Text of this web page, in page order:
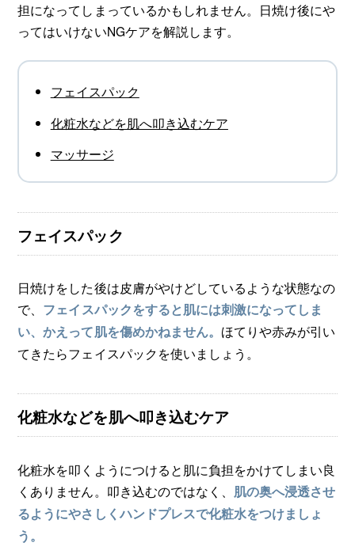
担になってしまっているかもしれません。日焼け後にや
ってはいけないNGケアを解説します。
フェイスパック
化粧水などを肌へ叩き込むケア
マッサージ
フェイスパック
日焼けをした後は皮膚がやけどしているような状態なの
で、 フェイスパックをすると肌には刺激になってしま
い、かえって肌を傷めかねません。 ほてりや赤みが引い
てきたらフェイスパックを使いましょう。
化粧水などを肌へ叩き込むケア
化粧水を叩くようにつけると肌に負担をかけてしまい良
くありません。叩き込むのではなく、 肌の奥へ浸透させ
るようにやさしくハンドプレスで化粧水をつけましょ
う。